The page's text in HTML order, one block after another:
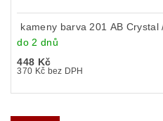
kameny barva 201 AB Crystal
do 2 dnů
448 Kč
370 Kč bez DPH